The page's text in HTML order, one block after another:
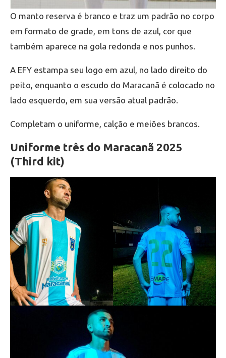
O manto reserva é branco e traz um padrão no corpo
em formato de grade, em tons de azul, cor que
também aparece na gola redonda e nos punhos.
A EFY estampa seu logo em azul, no lado direito do
peito, enquanto o escudo do Maracanã é colocado no
lado esquerdo, em sua versão atual padrão.
Completam o uniforme, calção e meiões brancos.
Uniforme três do Maracanã 2025
(Third kit)